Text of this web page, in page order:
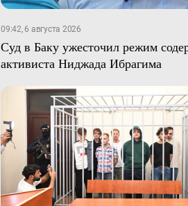
09:42, 6 августа 2026
Суд в Баку ужесточил режим
активиста Ниджада Ибрагима